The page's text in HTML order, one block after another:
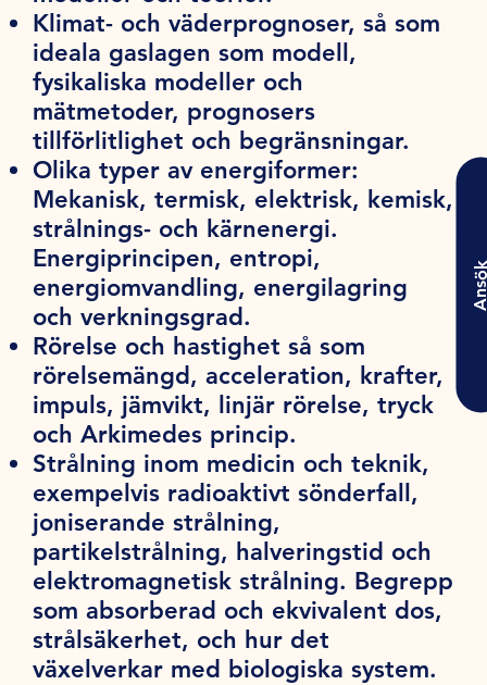
Klimat- och väderprognoser, så som
ideala gaslagen som modell,
fysikaliska modeller och
mätmetoder, prognosers
tillförlitlighet och begränsningar.
Olika typer av energiformer:
Mekanisk, termisk, elektrisk, kemisk,
strålnings- och kärnenergi.
Energiprincipen, entropi,
energiomvandling, energilagring
och verkningsgrad.
Rörelse och hastighet så som
rörelsemängd, acceleration, krafter,
impuls, jämvikt, linjär rörelse, tryck
och Arkimedes princip.
Strålning inom medicin och teknik,
exempelvis radioaktivt sönderfall,
joniserande strålning,
partikelstrålning, halveringstid och
elektromagnetisk strålning. Begrepp
som absorberad och ekvivalent dos,
strålsäkerhet, och hur det
växelverkar med biologiska system.